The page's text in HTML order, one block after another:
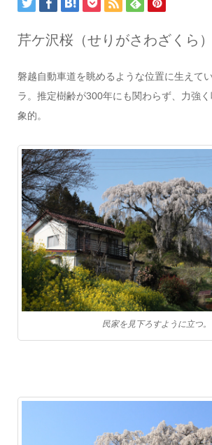
芹ケ沢桜（せりがさわざくら）
磐越自動車道を眺めるような位置に生えて
ラ。推定樹齢が300年にも関わらず、力強
象的。
民家を見下ろすように立つ。